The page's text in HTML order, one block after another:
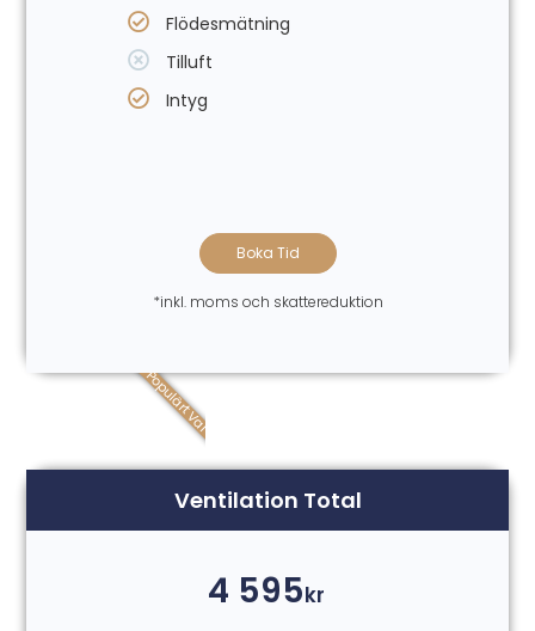
Flödesmätning
Tilluft
Intyg
Boka Tid
*inkl. moms och skattereduktion
Populärt Val
Ventilation Total
4 595kr